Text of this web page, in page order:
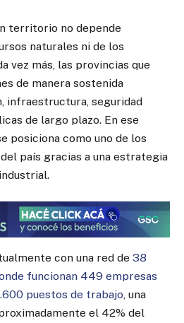
territorio no depende
naturales ni de los
vez más, las provincias que
de manera sostenida
infraestructura, seguridad
de largo plazo. En ese
posiciona como uno de los
país gracias a una estrategia
con una red de 38
funcionan 449 empresas
puestos de trabajo , una
el 42% del